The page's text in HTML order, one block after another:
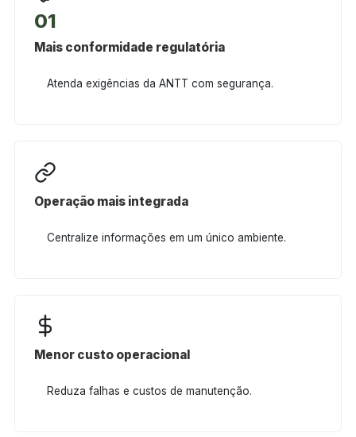
01
Mais conformidade regulatória
Atenda exigências da ANTT com segurança.
Operação mais integrada
Centralize informações em um único ambiente.
Menor custo operacional
Reduza falhas e custos de manutenção.